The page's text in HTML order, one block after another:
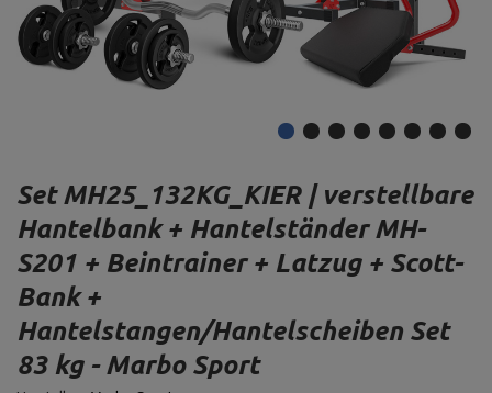
Set MH25_132KG_KIER | verstellbare
Hantelbank + Hantelständer MH-
S201 + Beintrainer + Latzug + Scott-
Bank +
Hantelstangen/Hantelscheiben Set
83 kg - Marbo Sport